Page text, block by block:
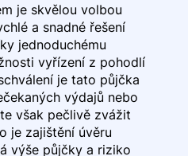
je skvělou volbou
a snadné řešení
jednoduchému
vyřízení z pohodlí
je tato půjčka
výdajů nebo
však pečlivě zvážit
je zajištění úvěru
výše půjčky a riziko